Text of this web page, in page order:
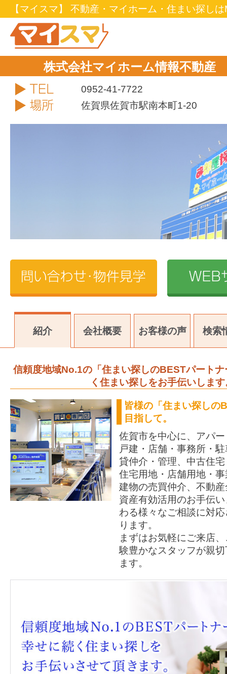
【マイスマ】 不動産・マイホーム・住まい探し
株式会社マイホーム情報不動
0952-41-7722
佐賀県佐賀市駅南本町1-20
紹介 会社概要 お客様の声 検索
信頼度地域No.1の「住まい探しのBESTパート
く住まい探しをお手伝いします
皆様の「住まい探しの
目指して。
佐賀市を中心に、アパ
戸建・店舗・事務所・
貸仲介・管理、中古住
住宅用地・店舗用地・
建物の売買仲介、不動
資産有効活用のお手伝
わる様々なご相談に対
ります。
まずはお気軽にご来店
験豊かなスタッフが親
ます。